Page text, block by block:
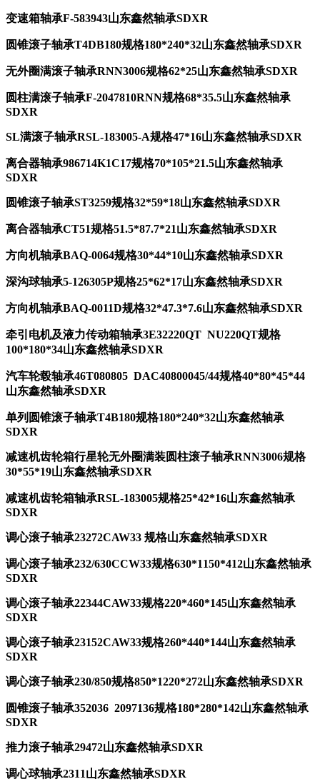
变速箱轴承F-583943山东鑫然轴承SDXR
圆锥滚子轴承T4DB180规格180*240*32山东鑫然轴承SDXR
无外圈满滚子轴承RNN3006规格62*25山东鑫然轴承SDXR
圆柱满滚子轴承F-2047810RNN规格68*35.5山东鑫然轴承
SDXR
SL满滚子轴承RSL-183005-A规格47*16山东鑫然轴承SDXR
离合器轴承986714K1C17规格70*105*21.5山东鑫然轴承
SDXR
圆锥滚子轴承ST3259规格32*59*18山东鑫然轴承SDXR
离合器轴承CT51规格51.5*87.7*21山东鑫然轴承SDXR
方向机轴承BAQ-0064规格30*44*10山东鑫然轴承SDXR
深沟球轴承5-126305P规格25*62*17山东鑫然轴承SDXR
方向机轴承BAQ-0011D规格32*47.3*7.6山东鑫然轴承SDXR
牵引电机及液力传动箱轴承3E32220QT NU220QT规格
100*180*34山东鑫然轴承SDXR
汽车轮毂轴承46T080805 DAC40800045/44规格40*80*45*44
山东鑫然轴承SDXR
单列圆锥滚子轴承T4B180规格180*240*32山东鑫然轴承
SDXR
减速机齿轮箱行星轮无外圈满装圆柱滚子轴承RNN3006规格
30*55*19山东鑫然轴承SDXR
减速机齿轮箱轴承RSL-183005规格25*42*16山东鑫然轴承
SDXR
调心滚子轴承23272CAW33 规格山东鑫然轴承SDXR
调心滚子轴承232/630CCW33规格630*1150*412山东鑫然轴承
SDXR
调心滚子轴承22344CAW33规格220*460*145山东鑫然轴承
SDXR
调心滚子轴承23152CAW33规格260*440*144山东鑫然轴承
SDXR
调心滚子轴承230/850规格850*1220*272山东鑫然轴承SDXR
圆锥滚子轴承352036 2097136规格180*280*142山东鑫然轴承
SDXR
推力滚子轴承29472山东鑫然轴承SDXR
调心球轴承2311山东鑫然轴承SDXR